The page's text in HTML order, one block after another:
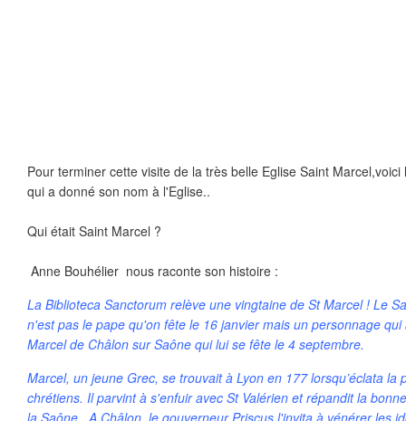
Pour terminer cette visite de la très belle Eglise Saint
qui a donné son nom à l'Eglise..
Qui était Saint Marcel ?
Anne Bouhélier nous raconte son histoire :
La Biblioteca Sanctorum relève une vingtaine de St Marcel ! Le
n'est pas le pape qu'on fête le 16 janvier mais un personnage
Marcel de Châlon sur Saône qui lui se fête le 4 septembre.
Marcel, un jeune Grec, se trouvait à Lyon en 177 lorsqu’éclata la
chrétiens. Il parvint à s'enfuir avec St Valérien et répandit la
la Saône. A Châlon, le gouverneur Priscus l'invita à vénérer les